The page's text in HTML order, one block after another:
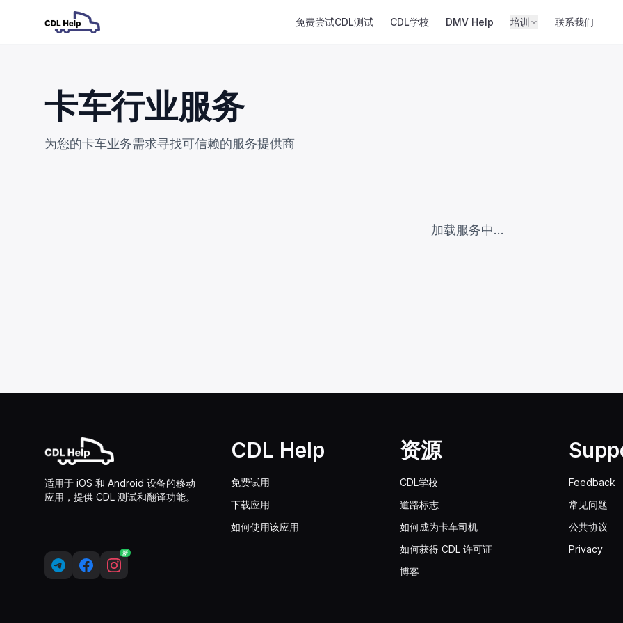
免费尝试CDL测试 CDL学校 DMV Help 培训 联系我们
卡车行业服务
为您的卡车业务需求寻找可信赖的服务提供商
加载服务中...
适用于 iOS 和 Android 设备的移动
应用，提供 CDL 测试和翻译功能。
新
CDL Help
免费试用
下载应用
如何使用该应用
资源
CDL学校
道路标志
如何成为卡车司机
如何获得 CDL 许可证
博客
Feedback
常见问题
公共协议
Privacy